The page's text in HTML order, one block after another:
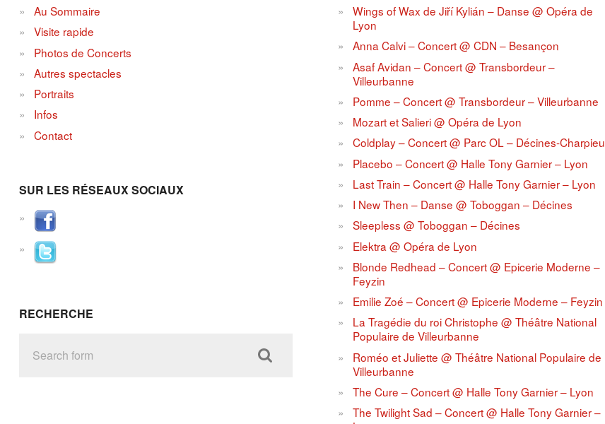
Au Sommaire
Visite rapide
Photos de Concerts
Autres spectacles
Portraits
Infos
Contact
SUR LES RÉSEAUX SOCIAUX
RECHERCHE
Wings of Wax de Jiří Kylián – Danse @ Opéra de
Lyon
Anna Calvi – Concert @ CDN – Besançon
Asaf Avidan – Concert @ Transbordeur –
Villeurbanne
Pomme – Concert @ Transbordeur – Villeurbanne
Mozart et Salieri @ Opéra de Lyon
Coldplay – Concert @ Parc OL – Décines-Charpieu
Placebo – Concert @ Halle Tony Garnier – Lyon
Last Train – Concert @ Halle Tony Garnier – Lyon
I New Then – Danse @ Toboggan – Décines
Sleepless @ Toboggan – Décines
Elektra @ Opéra de Lyon
Blonde Redhead – Concert @ Epicerie Moderne –
Feyzin
Emilie Zoé – Concert @ Epicerie Moderne – Feyzin
La Tragédie du roi Christophe @ Théâtre National
Populaire de Villeurbanne
Roméo et Juliette @ Théâtre National Populaire de
Villeurbanne
The Cure – Concert @ Halle Tony Garnier – Lyon
The Twilight Sad – Concert @ Halle Tony Garnier –